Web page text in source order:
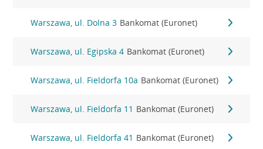
Warszawa, ul. Dolna 3 Bankomat (Euronet)
Warszawa, ul. Egipska 4 Bankomat (Euronet)
Warszawa, ul. Fieldorfa 10a Bankomat (Euronet)
Warszawa, ul. Fieldorfa 11 Bankomat (Euronet)
Warszawa, ul. Fieldorfa 41 Bankomat (Euronet)